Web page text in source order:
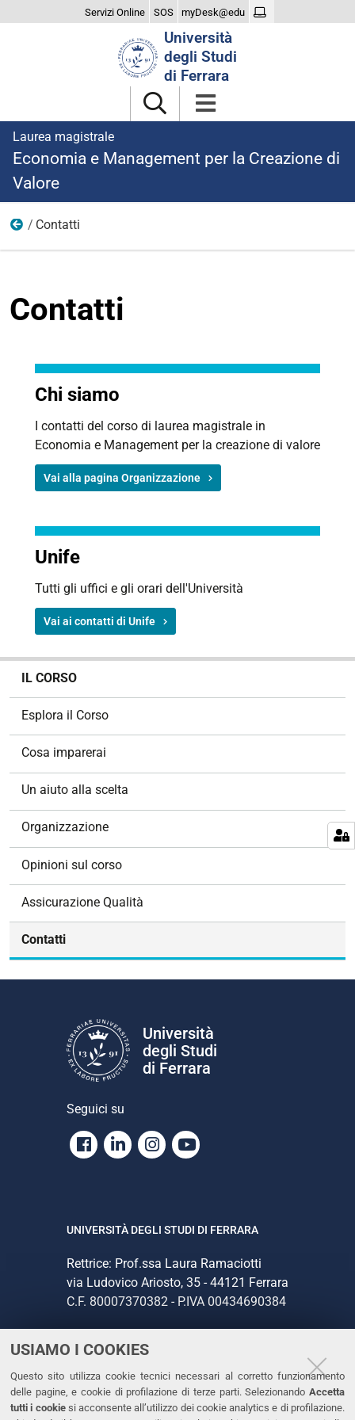
USIAMO I COOKIES
Questo sito utilizza cookie tecnici necessari al corretto funzionamento
delle pagine, e cookie di profilazione di terze parti. Selezionando Accetta
tutti i cookiesi acconsente all’utilizzo dei cookie analytics e di profilazione.
Servizi Online SOS myDesk@edu
Università
degli Studi
di Ferrara
Laurea magistrale
Economia e Management per la Creazione di
Valore
Il Corso
Contatti
Contatti
Chi siamo
I contatti del corso di laurea magistrale in
Economia e Management per la creazione di valore
Vai alla pagina Organizzazione
Unife
Tutti gli uffici e gli orari dell'Università
Vai ai contatti di Unife
IL CORSO
Esplora il Corso
Cosa imparerai
Un aiuto alla scelta
Organizzazione
Opinioni sul corso
Assicurazione Qualità
Contatti
Università
degli Studi
di Ferrara
Seguici su
Facebook
LinkedinInstagram
Youtube
UNIVERSITÀ DEGLI STUDI DI FERRARA
Rettrice: Prof.ssa Laura Ramaciotti
via Ludovico Ariosto, 35 - 44121 Ferrara
C.F. 80007370382 - P.IVA 00434690384
CONTATTI
Tel. +39 0532 293111
Fax. +39 0532 293031